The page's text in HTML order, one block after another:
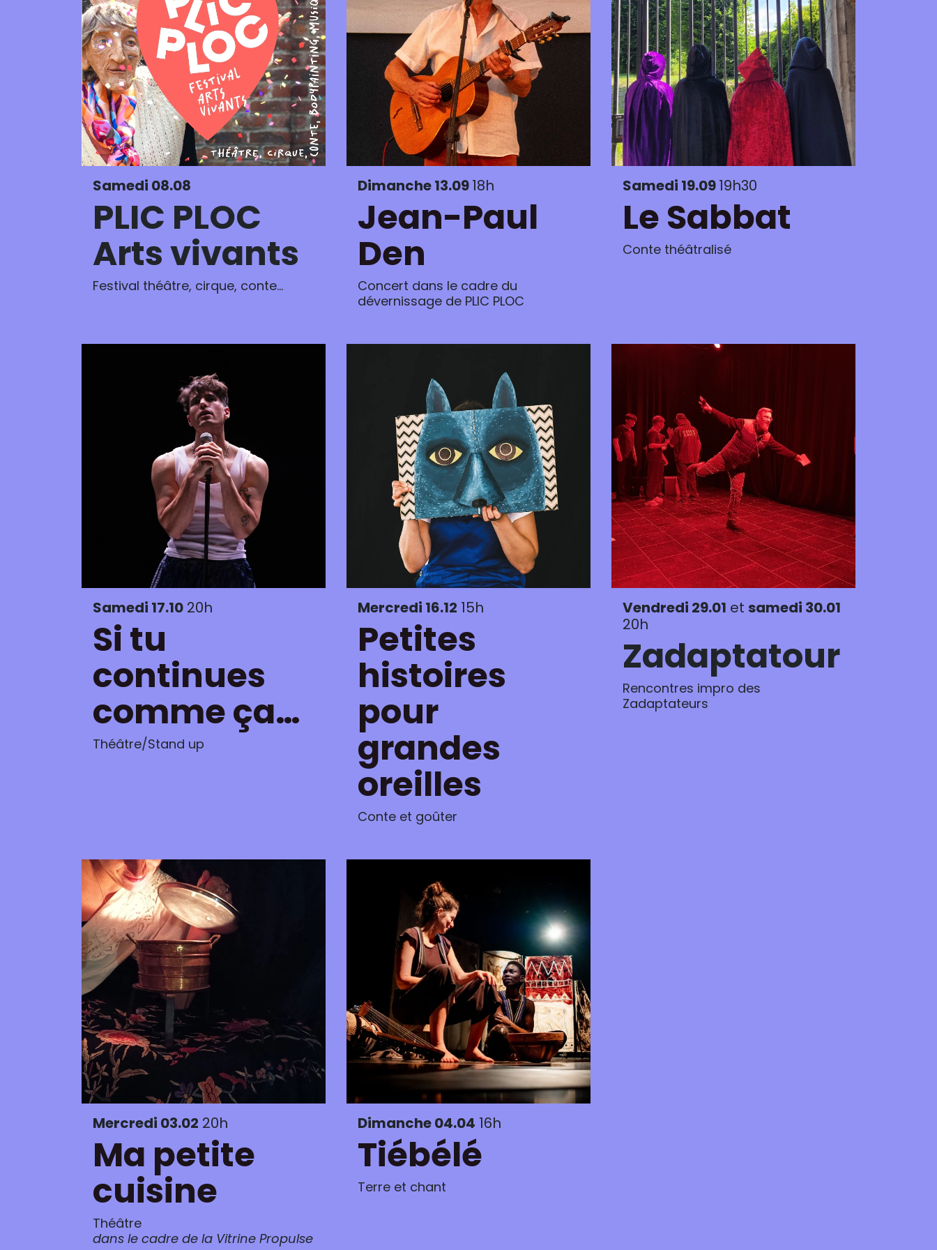
Samedi 08.08
PLIC PLOC
Arts vivants
Festival théâtre, cirque, conte…
Dimanche 13.0918h
Jean-Paul
Den
Concert dans le cadre du
dévernissage de PLIC PLOC
Samedi 19.0919h30
Le Sabbat
Conte théâtralisé
Samedi 17.10 20h
Si tu
continues
comme ça…
Théâtre/Stand up
Mercredi 16.12 15h
Petites
histoires
pour
grandes
oreilles
Conte et goûter
Vendredi 29.01 et samedi 30.01
20h
Zadaptatour
Rencontres impro des
Zadaptateurs
Mercredi 03.02 20h
Ma petite
cuisine
Théâtre
dans le cadre de la Vitrine Propulse
Dimanche 04.04 16h
Tiébélé
Terre et chant